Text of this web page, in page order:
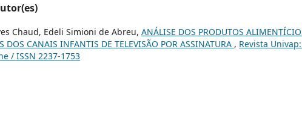
Chaud, Edeli Simioni de Abreu, ANÁLISE DOS PRODUTOS
DOS CANAIS INFANTIS DE TELEVISÃO POR ASSINATURA , Revista
/ ISSN 2237-1753